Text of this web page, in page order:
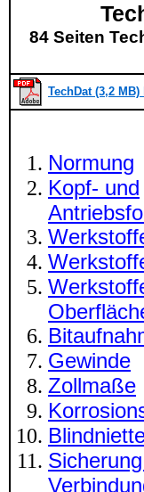
84 Seiten
TechDat (3,2
Normung
Kopf- und
Gewinde
Zollmaße